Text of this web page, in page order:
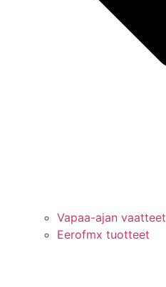
Vapaa-ajan vaatteet
Eerofmx tuotteet